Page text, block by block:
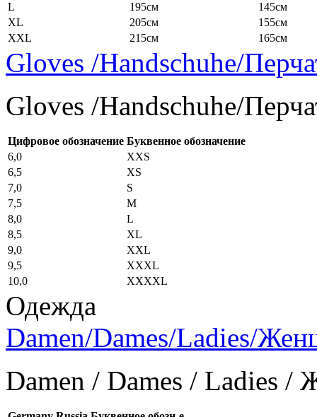
L
195см
145см
XL
205см
155см
XXL
215см 165см
Gloves /Handschuhe/
Gloves /Handschuhe/
Цифровое обозначение Буквенное обозначение
6,0
XXS
6,5
XS
7,0
S
7,5
M
8,0
L
8,5
XL
9,0
XXL
9,5
XXXL
10,0
XXXXL
Одежда
Damen/Dames/Ladies/
Damen / Dames / Ladies